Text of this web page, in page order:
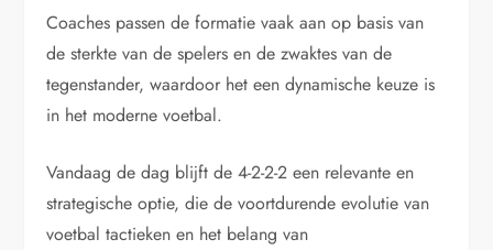
Coaches passen de formatie vaak aan op basis van
de sterkte van de spelers en de zwaktes van de
tegenstander, waardoor het een dynamische keuze is
in het moderne voetbal.
Vandaag de dag blijft de 4-2-2-2 een relevante en
strategische optie, die de voortdurende evolutie van
voetbal tactieken en het belang van